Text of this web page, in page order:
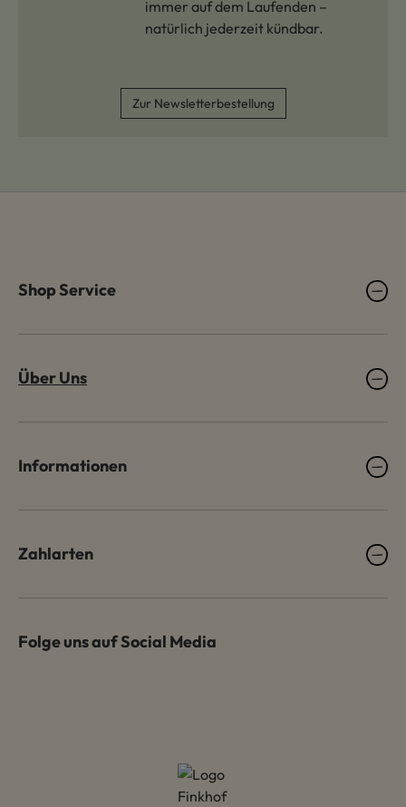
immer auf dem Laufenden –
natürlich jederzeit kündbar.
Zur Newsletterbestellung
Shop Service
Über Uns
Informationen
Zahlarten
Folge uns auf Social Media